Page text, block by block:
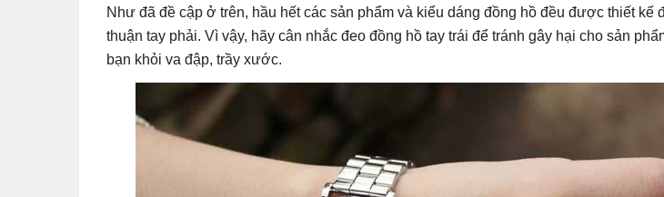
Như đã đề cập ở trên, hầu hết các sản phẩm và kiểu dáng đồng hồ đều được thiết
thuận tay phải. Vì vậy, hãy cân nhắc đeo đồng hồ tay trái để tránh gây hại cho sản
bạn khỏi va đập, trầy xước.